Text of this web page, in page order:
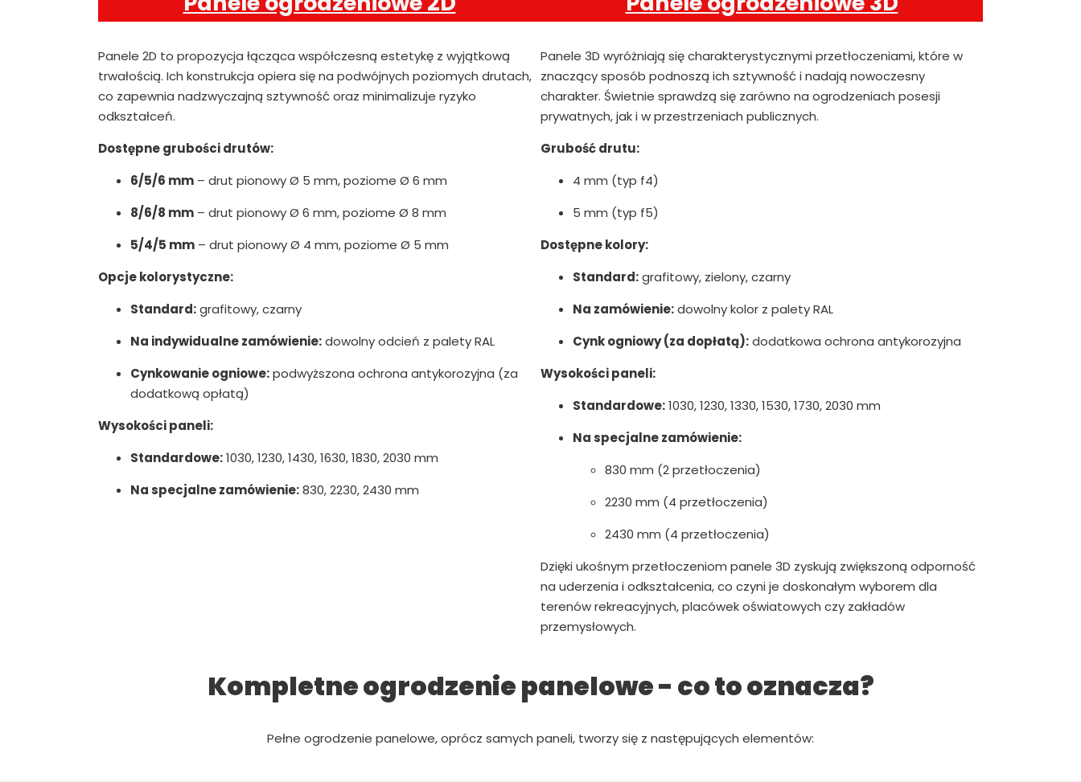
Panele 2D to propozycja łącząca współczesną estetykę z wyjątkową
trwałością. Ich konstrukcja opiera się na podwójnych poziomych drutach,
co zapewnia nadzwyczajną sztywność oraz minimalizuje ryzyko
odkształceń.
Dostępne grubości drutów:
6/5/6 mm – drut pionowy Ø 5 mm, poziome Ø 6 mm
8/6/8 mm – drut pionowy Ø 6 mm, poziome Ø 8 mm
5/4/5 mm – drut pionowy Ø 4 mm, poziome Ø 5 mm
Opcje kolorystyczne:
Standard:grafitowy, czarny
Na indywidualne zamówienie:dowolny odcień z palety RAL
Cynkowanie ogniowe:podwyższona ochrona antykorozyjna (za
dodatkową opłatą)
Wysokości paneli:
Standardowe:1030, 1230, 1430, 1630, 1830, 2030 mm
Na specjalne zamówienie:830, 2230, 2430 mm
Panele 3D wyróżniają się charakterystycznymi przetłoczeniami, które w
znaczący sposób podnoszą ich sztywność i nadają nowoczesny
charakter. Świetnie sprawdzą się zarówno na ogrodzeniach posesji
prywatnych, jak i w przestrzeniach publicznych.
Grubość drutu:
4 mm (typ f4)
5 mm (typ f5)
Dostępne kolory:
Standard:grafitowy, zielony, czarny
Na zamówienie:dowolny kolor z palety RAL
Cynk ogniowy (za dopłatą):dodatkowa ochrona antykorozyjna
Wysokości paneli:
Standardowe:1030, 1230, 1330, 1530, 1730, 2030 mm
Na specjalne zamówienie:
830 mm (2 przetłoczenia)
2230 mm (4 przetłoczenia)
2430 mm (4 przetłoczenia)
Dzięki ukośnym przetłoczeniom panele 3D zyskują zwiększoną odporność
na uderzenia i odkształcenia, co czyni je doskonałym wyborem dla
terenów rekreacyjnych, placówek oświatowych czy zakładów
przemysłowych.
Kompletne ogrodzenie panelowe - co to oznacza?
Pełne ogrodzenie panelowe, oprócz samych paneli, tworzy się z następujących elementów: